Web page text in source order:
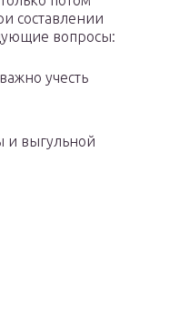
составлении
вопросы:
учесть
и выгульной